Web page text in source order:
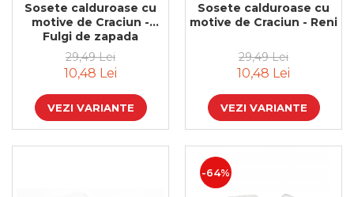
Sosete calduroase cu
motive de Craciun -
Fulgi de zapada
29,49 Lei
10,48 Lei
VEZI VARIANTE
Sosete calduroase cu
motive de Craciun - Reni
29,49 Lei
10,48 Lei
VEZI VARIANTE
-64%